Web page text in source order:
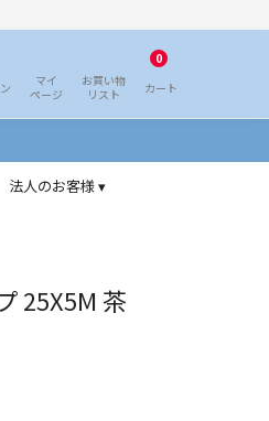
マイ
ページ
お買い物
リスト
0
カート
法人のお客様 ▾
25X5M 茶